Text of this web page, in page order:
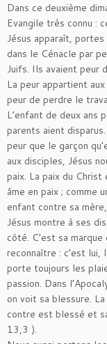
Dans ce deuxième
Evangile très connu :
Jésus apparaît,
dans le Cénacle par
Juifs. Ils avaient peur
La peur appartient
peur de perdre le
L’enfant de deux ans
parents aient
peur que le garçon
aux disciples, Jésus
paix. La paix du
âme en paix ; comme
enfant contre sa
Jésus montre à ses
côté. C’est sa
reconnaître : c’est lui,
porte toujours les
passion. Dans
on voit sa blessure.
contre est blessé et
13,3 ).